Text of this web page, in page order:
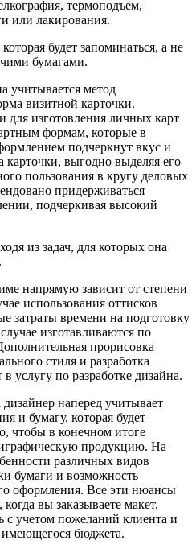
термоподъем,
или лакирования.
будет запоминаться, а не
бумагами.
учитывается метод
визитной карточки.
для изготовления личных карт
формам, которые в
подчеркнут вкус и
карточки, выгодно выделяя его
пользования в кругу деловых
придерживаться
подчеркивая высокий
из задач, для которых она
напрямую зависит от степени
использования оттисков
затраты времени на подготовку
изготавливаются по
прорисовка
стиля и разработка
услугу по разработке дизайна.
наперед учитывает
и бумагу, которая будет
чтобы в конечном итоге
продукцию. На
различных видов
бумаги и возможность
оформления. Все эти нюансы
вы заказываете макет,
с учетом пожеланий клиента и
имеющегося бюджета.